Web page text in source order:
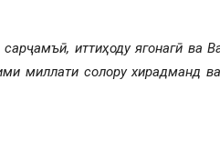
иттиҳоду ягонагӣ ва
миллати солору хирадманд